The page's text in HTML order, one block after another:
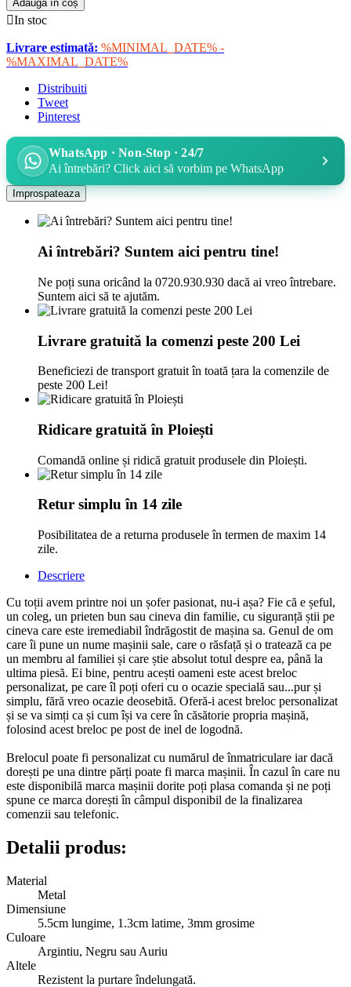
Adaugă în coș
In stoc
Livrare estimată: %MINIMAL_DATE% -
%MAXIMAL_DATE%
Distribuiti
Tweet
Pinterest
WhatsApp · Non-Stop · 24/7
Ai întrebări? Click aici să vorbim pe WhatsApp
Ai întrebări? Suntem aici pentru tine!
Ne poți suna oricând la 0720.930.930 dacă ai vreo întrebare.
Suntem aici să te ajutăm.
Livrare gratuită la comenzi peste 200 Lei
Beneficiezi de transport gratuit în toată țara la comenzile de
peste 200 Lei!
Ridicare gratuită în Ploiești
Comandă online și ridică gratuit produsele din Ploiești.
Retur simplu în 14 zile
Posibilitatea de a returna produsele în termen de maxim 14
zile.
Descriere
Cu toții avem printre noi un șofer pasionat, nu-i așa? Fie că e șeful,
un coleg, un prieten bun sau cineva din familie, cu siguranță știi pe
cineva care este iremediabil îndrăgostit de mașina sa. Genul de om
care îi pune un nume mașinii sale, care o răsfață și o tratează ca pe
un membru al familiei și care știe absolut totul despre ea, până la
ultima piesă. Ei bine, pentru acești oameni este acest breloc
personalizat, pe care îl poți oferi cu o ocazie specială sau...pur și
simplu, fără vreo ocazie deosebită. Oferă-i acest breloc personalizat
și se va simți ca și cum își va cere în căsătorie propria mașină,
folosind acest breloc pe post de inel de logodnă.
Brelocul poate fi personalizat cu numărul de înmatriculare iar dacă
dorești pe una dintre părți poate fi marca mașinii. În cazul în care nu
este disponibilă marca mașinii dorite poți plasa comanda și ne poți
spune ce marca dorești în câmpul disponibil de la finalizarea
comenzii sau telefonic.
Detalii produs:
Material
Metal
Dimensiune
5.5cm lungime, 1.3cm latime, 3mm grosime
Culoare
Argintiu, Negru sau Auriu
Altele
Rezistent la purtare îndelungată.